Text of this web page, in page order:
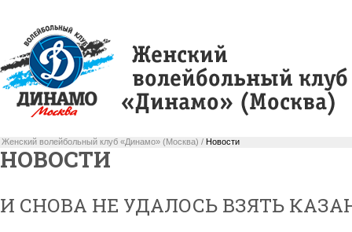
Женский волейбольный клуб «Динамо» (Москва) / Новости
НОВОСТИ
И СНОВА НЕ УДАЛОСЬ ВЗЯТЬ